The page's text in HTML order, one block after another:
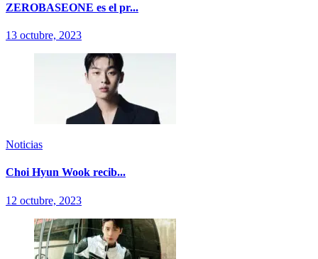
ZEROBASEONE es el pr...
13 octubre, 2023
Noticias
Choi Hyun Wook recib...
12 octubre, 2023